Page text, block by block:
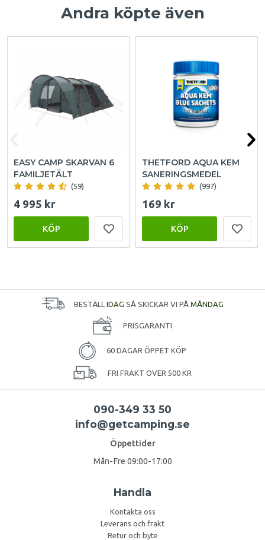
Andra köpte även
EASY CAMP SKARVAN 6
FAMILJETÄLT
(59)
4 995 kr
KÖP
THETFORD AQUA KEM
SANERINGSMEDEL
(997)
169 kr
KÖP
BESTÄLL IDAG SÅ SKICKAR VI PÅ MÅNDAG
PRISGARANTI
60 DAGAR ÖPPET KÖP
FRI FRAKT ÖVER 500 KR
090-349 33 50
info@getcamping.se
Öppettider
Mån-Fre 09:00-17:00
Handla
Kontakta oss
Leverans och frakt
Retur och byte